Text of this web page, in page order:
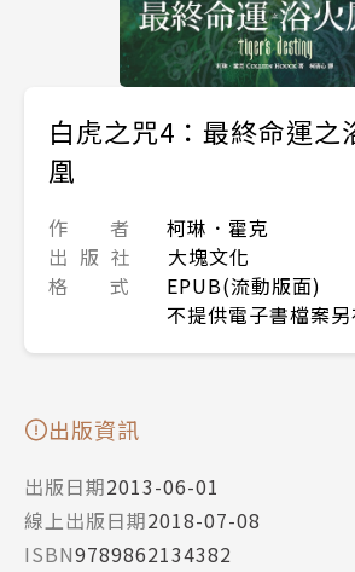
白虎之咒4：最終命運之
凰
作 者
柯琳．霍克
出 版 社
大塊文化
格 式
EPUB(流動版面)
不提供電子書檔案
出版資訊
出版日期2013-06-01
線上出版日期2018-07-08
ISBN9789862134382